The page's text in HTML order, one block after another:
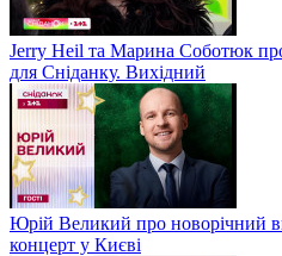
Jerry Heil та Марина Соботюк
для Сніданку. Вихідний
Юрій Великий про новорічний
концерт у Києві